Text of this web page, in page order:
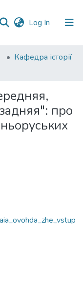
Log In (current)
Кафедра історії
про